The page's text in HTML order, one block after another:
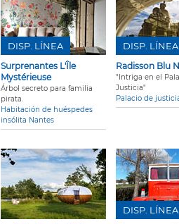
Surprenantes L'Île
Mystérieuse
Árbol secreto para familia
pirata.
Habitación de huéspedes
insólita Nantes
DISP. LÍNEA
Radisson Blu
"Intriga en el
Justicia"
Palacio de
DISP. LÍNEA
DISP. LÍNEA